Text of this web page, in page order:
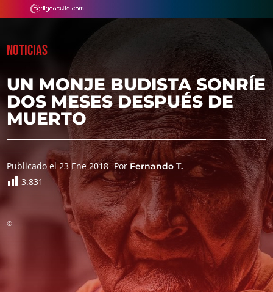
NOTICIAS
UN MONJE BUDISTA SONRÍE
DOS MESES DESPUÉS DE
MUERTO
Publicado el 23 Ene 2018 PorFernando T.
3.831
©